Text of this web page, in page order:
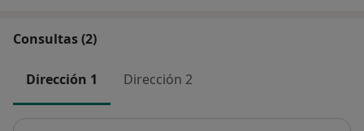
Consultas (2)
Dirección 1 Dirección 2